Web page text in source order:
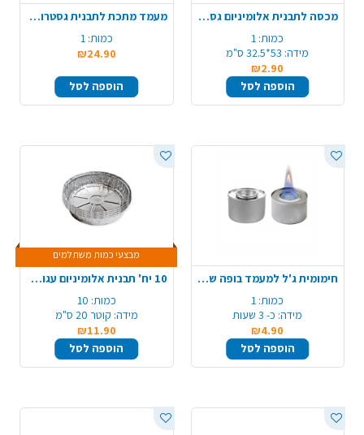
מכסה לתבנית אלומיניום גסטרונום
כמות: 1
מידה: 53*32.5 ס"מ
₪2.90
הוספה לסל
מעמד מתכת לתבנית גסטרונום
כמות: 1
₪24.90
הוספה לסל
חימומית ג'ל למעמד בופה שפינד
כמות: 1
מידה: כ- 3 שעות
₪4.90
הוספה לסל
מבצעי כמות משתלמים
10 יח' תבנית אלומיניום עגולה 13/C7
כמות: 10
מידה: קוטר 20 ס"מ
₪11.90
הוספה לסל